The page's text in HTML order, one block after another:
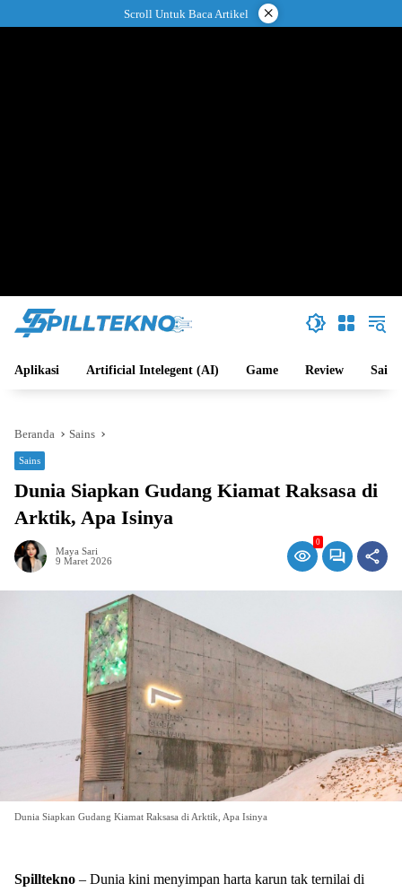
ke
Scroll Untuk Baca Artikel ×
Aplikasi Artificial Intelegent (AI) Game Review Sains
Beranda Sains
Sains
Dunia Siapkan Gudang Kiamat Raksasa di
Arktik, Apa Isinya
Maya Sari
9 Maret 2026
0
Dunia Siapkan Gudang Kiamat Raksasa di Arktik, Apa Isinya
Spilltekno – Dunia kini menyimpan harta karun tak ternilai di